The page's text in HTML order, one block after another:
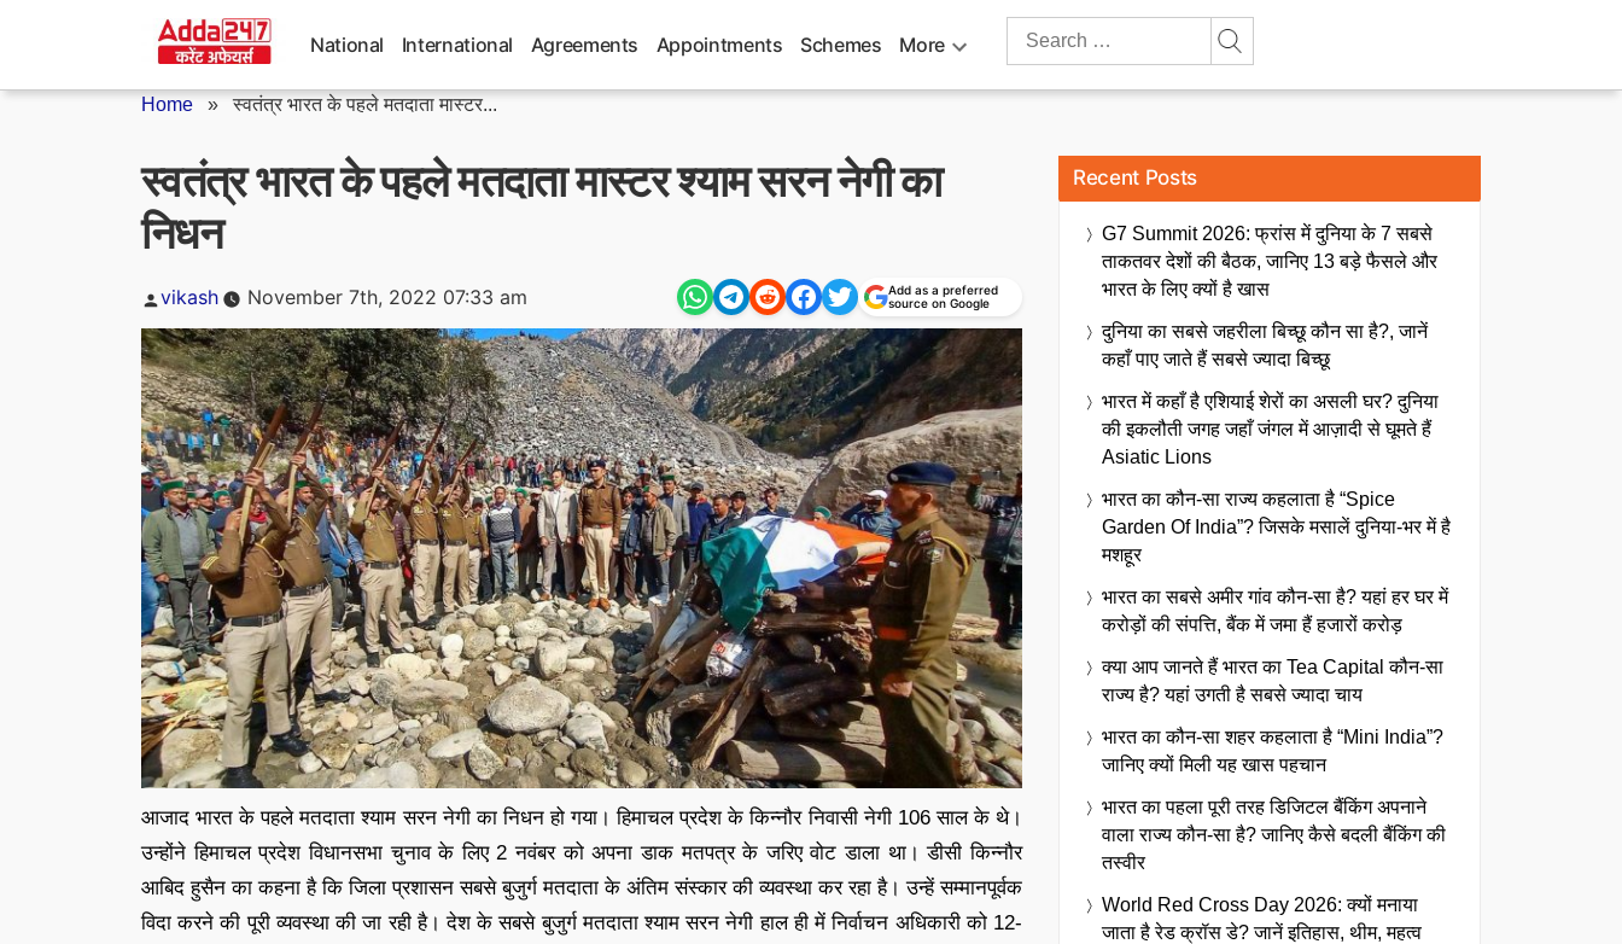
National International Agreements Appointments Schemes More
Search
Home »स्वतंत्र भारत के पहले मतदाता मास्टर...
स्वतंत्र भारत के पहले मतदाता मास्टर श्याम सरन नेगी का
निधन
Posted
vikash November 7th, 2022 07:33 am
Add as a preferred
source on Google
आजाद भारत के पहले मतदाता श्याम सरन नेगी का निधन हो गया। हिमाचल प्रदेश के किन्नौर निवासी नेगी 106 साल के थे।
उन्होंने हिमाचल प्रदेश विधानसभा चुनाव के लिए 2 नवंबर को अपना डाक मतपत्र के जरिए वोट डाला था। डीसी किन्नौर
आबिद हुसैन का कहना है कि जिला प्रशासन सबसे बुजुर्ग मतदाता के अंतिम संस्कार की व्यवस्था कर रहा है। उन्हें सम्मानपूर्वक
विदा करने की पूरी व्यवस्था की जा रही है। देश के सबसे बुजुर्ग मतदाता श्याम सरन नेगी हाल ही में निर्वाचन अधिकारी को 12-
Recent Posts
G7 Summit 2026: फ्रांस में दुनिया के 7 सबसे
ताकतवर देशों की बैठक, जानिए 13 बड़े फैसले और
भारत के लिए क्यों है खास
दुनिया का सबसे जहरीला बिच्छू कौन सा है?, जानें
कहाँ पाए जाते हैं सबसे ज्यादा बिच्छू
भारत में कहाँ है एशियाई शेरों का असली घर? दुनिया
की इकलौती जगह जहाँ जंगल में आज़ादी से घूमते हैं
Asiatic Lions
भारत का कौन-सा राज्य कहलाता है “Spice
Garden Of India”? जिसके मसालें दुनिया-भर में है
मशहूर
भारत का सबसे अमीर गांव कौन-सा है? यहां हर घर में
करोड़ों की संपत्ति, बैंक में जमा हैं हजारों करोड़
क्या आप जानते हैं भारत का Tea Capital कौन-सा
राज्य है? यहां उगती है सबसे ज्यादा चाय
भारत का कौन-सा शहर कहलाता है “Mini India”?
जानिए क्यों मिली यह खास पहचान
भारत का पहला पूरी तरह डिजिटल बैंकिंग अपनाने
वाला राज्य कौन-सा है? जानिए कैसे बदली बैंकिंग की
तस्वीर
World Red Cross Day 2026: क्यों मनाया
जाता है रेड क्रॉस डे? जानें इतिहास, थीम, महत्व